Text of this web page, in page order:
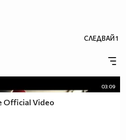
СЛЕДВАЙ1
03:09
Official Video